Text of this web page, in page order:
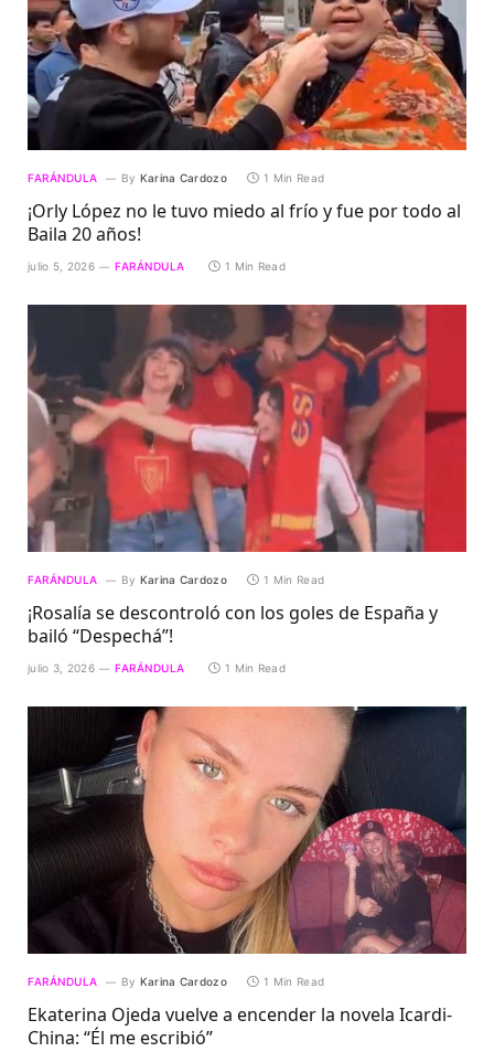
FARÁNDULA By Karina Cardozo 1 Min Read
¡Orly López no le tuvo miedo al frío y fue por todo al
Baila 20 años!
julio 5, 2026 FARÁNDULA 1 Min Read
FARÁNDULA By Karina Cardozo 1 Min Read
¡Rosalía se descontroló con los goles de España y
bailó “Despechá”!
julio 3, 2026 FARÁNDULA 1 Min Read
FARÁNDULA By Karina Cardozo 1 Min Read
Ekaterina Ojeda vuelve a encender la novela Icardi-
China: “Él me escribió”